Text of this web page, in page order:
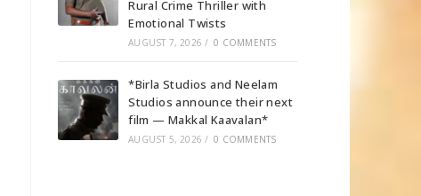
Rural Crime Thriller with
Emotional Twists
AUGUST 7, 2026 / 0 COMMENTS
*Birla Studios and Neelam
Studios announce their next
film — Makkal Kaavalan*
AUGUST 5, 2026 / 0 COMMENTS